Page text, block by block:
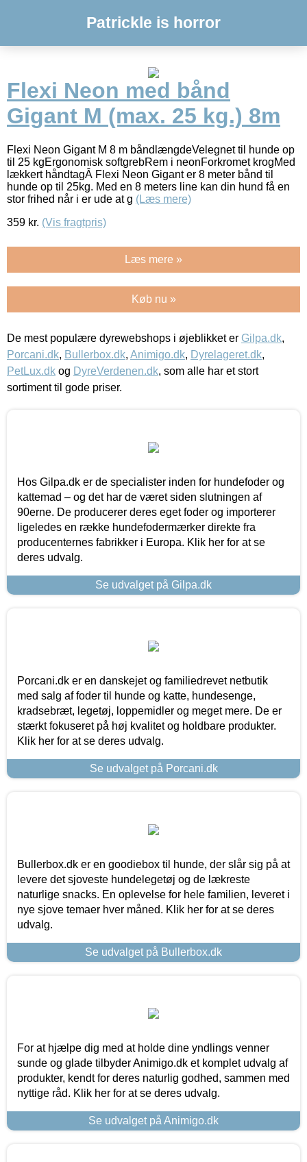
Patrickle is horror
Flexi Neon med bånd
Gigant M (max. 25 kg.) 8m
Flexi Neon Gigant M 8 m båndlængdeVelegnet til hunde op
til 25 kgErgonomisk softgrebRem i neonForkromet krogMed
lækkert håndtagÂ Flexi Neon Gigant er 8 meter bånd til
hunde op til 25kg. Med en 8 meters line kan din hund få en
stor frihed når i er ude at g (Læs mere)
359 kr. (Vis fragtpris)
Læs mere »
Køb nu »
De mest populære dyrewebshops i øjeblikket er Gilpa.dk,
Porcani.dk, Bullerbox.dk, Animigo.dk, Dyrelageret.dk,
PetLux.dk og DyreVerdenen.dk, som alle har et stort
sortiment til gode priser.
Hos Gilpa.dk er de specialister inden for hundefoder og
kattemad – og det har de været siden slutningen af
90erne. De producerer deres eget foder og importerer
ligeledes en række hundefodermærker direkte fra
producenternes fabrikker i Europa. Klik her for at se
deres udvalg.
Se udvalget på Gilpa.dk
Porcani.dk er en danskejet og familiedrevet netbutik
med salg af foder til hunde og katte, hundesenge,
kradsebræt, legetøj, loppemidler og meget mere. De er
stærkt fokuseret på høj kvalitet og holdbare produkter.
Klik her for at se deres udvalg.
Se udvalget på Porcani.dk
Bullerbox.dk er en goodiebox til hunde, der slår sig på at
levere det sjoveste hundelegetøj og de lækreste
naturlige snacks. En oplevelse for hele familien, leveret i
nye sjove temaer hver måned. Klik her for at se deres
udvalg.
Se udvalget på Bullerbox.dk
For at hjælpe dig med at holde dine yndlings venner
sunde og glade tilbyder Animigo.dk et komplet udvalg af
produkter, kendt for deres naturlig godhed, sammen med
nyttige råd. Klik her for at se deres udvalg.
Se udvalget på Animigo.dk